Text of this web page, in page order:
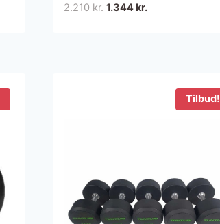
2.210kr. Den
1.344kr.Den
Tilbud!